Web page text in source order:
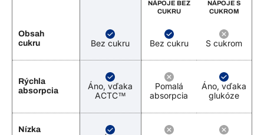
NÁPOJE BEZ
CUKRU
NÁPOJE S
CUKROM
Obsah
cukru
Bez cukru Bez cukru S cukrom
Rýchla
absorpcia
Áno, vďaka
ACTC™
Pomalá
absorpcia
Áno, vďaka
glukóze
Nízka